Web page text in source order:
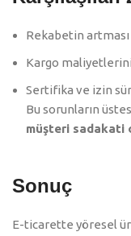
Rekabetin artması
Kargo
Sertifika ve izin
Bu sorunların
müşteri sadakati
Sonuç
E-ticarette yöresel